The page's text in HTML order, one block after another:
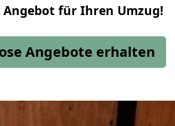
Angebot für Ihren Umzug!
Angebote erhalten